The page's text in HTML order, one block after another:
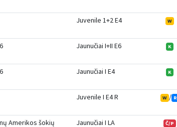
Juvenile 1+2 E4 W
Jaunučiai I+II E6 K
Jaunučiai I E4 K
Juvenile I E4 R W / R
Amerikos šokių
Jaunučiai I LA
Č/P